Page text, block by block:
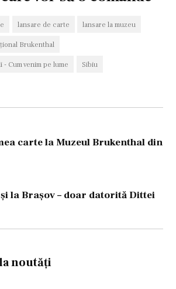
lansare de carte lansare la muzeu
Brukenthal
Cum venim pe lume Sibiu
carte la Muzeul Brukenthal din
la Brașov – doar datorită Dittei
noutăți